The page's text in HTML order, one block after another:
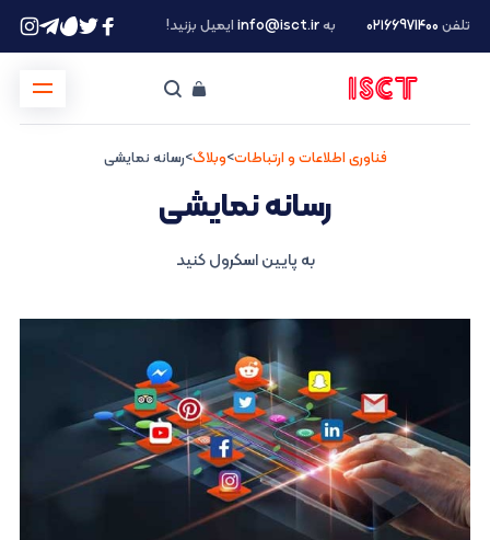
تلفن ۰۲۱66971400 بهinfo@isct.irایمیل بزنید!
فناوری اطلاعات و ارتباطات>وبلاگ>رسانه نمایشی
رسانه نمایشی
به پایین اسکرول کنید